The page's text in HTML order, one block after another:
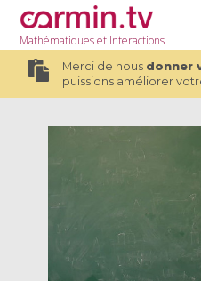
Mathématiqueset Interactions
Merci de nous donner
puissions améliorer